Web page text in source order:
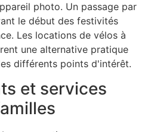
photo. Un passage par
le début des festivités
Les locations de vélos à
une alternative pratique
différents points d'intérêt.
et services